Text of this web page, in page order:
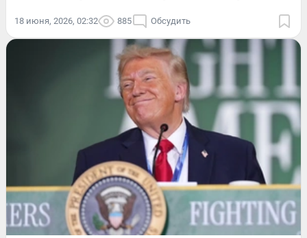
18 июня, 2026, 02:32 885 Обсудить